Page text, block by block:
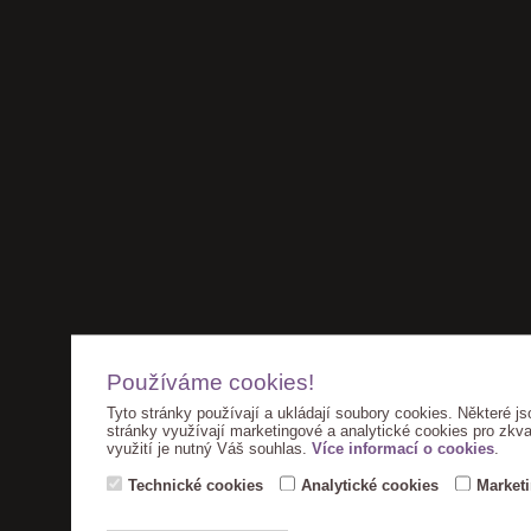
Používáme cookies!
Tyto stránky používají a ukládají soubory cookies. Některé
stránky využívají marketingové a analytické cookies pro
využití je nutný Váš souhlas. Více informací o cookies.
Technické cookies Analytické cookies